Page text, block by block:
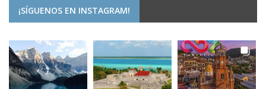
¡SÍGUENOS EN INSTAGRAM!